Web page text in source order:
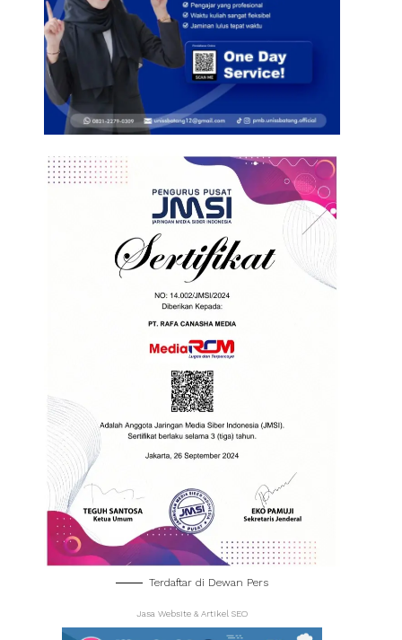
Terdaftar di Dewan Pers
Jasa Website & Artikel SEO